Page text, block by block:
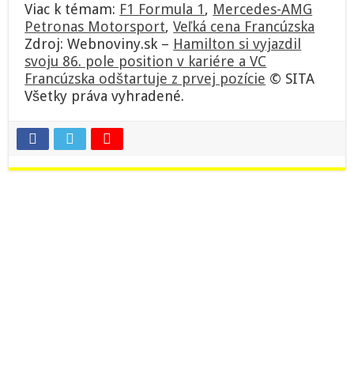
Viac k témam: F1 Formula 1, Mercedes-AMG
Petronas Motorsport,Veľká cena Francúzska
Zdroj: Webnoviny.sk – Hamilton si vyjazdil
svoju 86. pole position v kariére a VC
Francúzska odštartuje z prvej pozície © SITA
Všetky práva vyhradené.